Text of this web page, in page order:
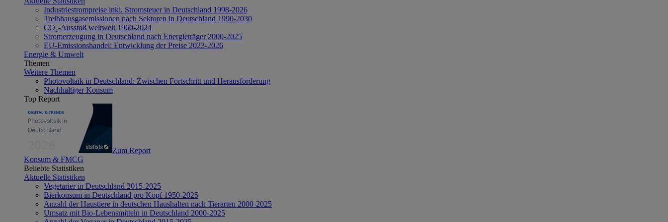
Industriestrompreise inkl. Stromsteuer in Deutschland 1998-2026
Treibhausgasemissionen nach Sektoren in Deutschland 1990-2030
CO₂-Ausstoß weltweit 1960-2024
Stromerzeugung in Deutschland nach Energieträger 2000-2025
EU-Emissionshandel: Entwicklung der Preise 2023-2026
Energie & Umwelt
Themen
Weitere Themen
Photovoltaik in Deutschland: Zwischen Fortschritt und Herausforderung
Nachhaltiger Konsum
Top Report
Zum Report
Konsum & FMCG
Beliebte Statistiken
Aktuelle Statistiken
Vegetarier in Deutschland 2015-2025
Bierkonsum in Deutschland pro Kopf 1950-2025
Anzahl der Haustiere in deutschen Haushalten nach Tierarten 2000-2025
Umsatz mit Bio-Lebensmitteln in Deutschland 2000-2025